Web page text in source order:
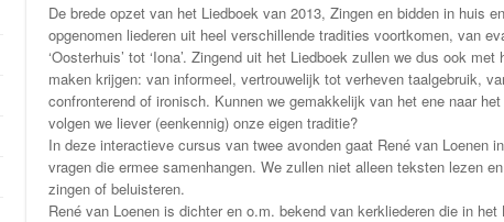
De brede opzet van het Liedboek van 2013, Zingen en bidden in huis
opgenomen liederen uit heel verschillende tradities voortkomen, van
‘Oosterhuis’ tot ‘Iona’. Zingend uit het Liedboek zullen we dus ook
maken krijgen: van informeel, vertrouwelijk tot verheven taalgebruik,
confronterend of ironisch. Kunnen we gemakkelijk van het ene naar
volgen we liever (eenkennig) onze eigen traditie?
In deze interactieve cursus van twee avonden gaat René van Loenen
vragen die ermee samenhangen. We zullen niet alleen teksten lezen
zingen of beluisteren.
René van Loenen is dichter en o.m. bekend van kerkliederen die in het